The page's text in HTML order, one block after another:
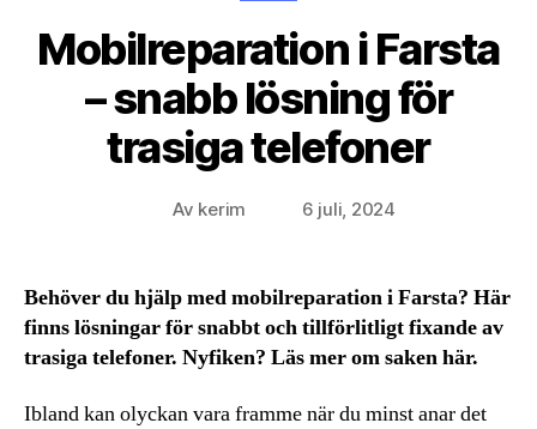
Mobilreparation i Farsta
– snabb lösning för
trasiga telefoner
Inläggsförfattare
Av kerim Inläggsdatum
6 juli, 2024
Behöver du hjälp med mobilreparation i Farsta? Här
finns lösningar för snabbt och tillförlitligt fixande av
trasiga telefoner. Nyfiken? Läs mer om saken här.
Ibland kan olyckan vara framme när du minst anar det